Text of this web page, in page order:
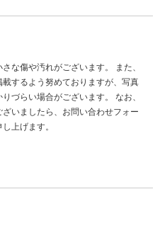
な傷や汚れがございます。 また、
するよう努めておりますが、写真
づらい場合がございます。 なお、
いましたら、お問い合わせフォー
上げます。